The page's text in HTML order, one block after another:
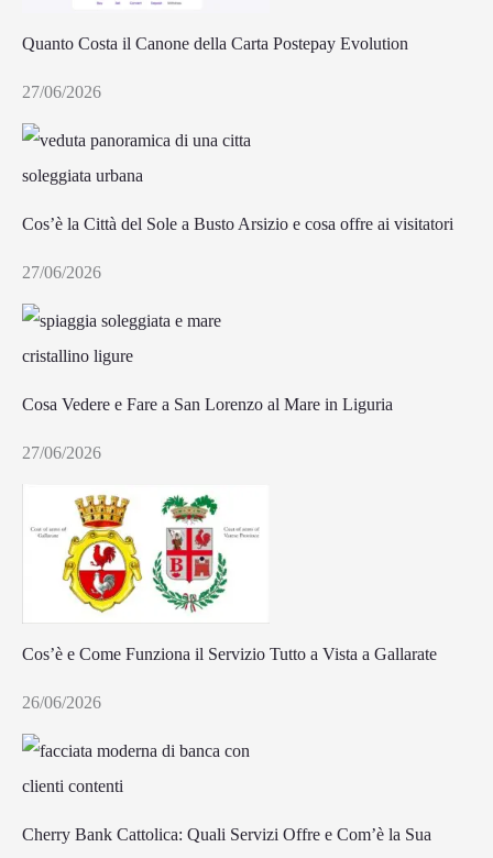
Quanto Costa il Canone della Carta Postepay Evolution
27/06/2026
Cos’è la Città del Sole a Busto Arsizio e cosa offre ai visitatori
27/06/2026
Cosa Vedere e Fare a San Lorenzo al Mare in Liguria
27/06/2026
Cos’è e Come Funziona il Servizio Tutto a Vista a Gallarate
26/06/2026
Cherry Bank Cattolica: Quali Servizi Offre e Com’è la Sua